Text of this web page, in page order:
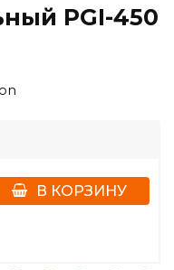
PGI-450
В КОРЗИНУ